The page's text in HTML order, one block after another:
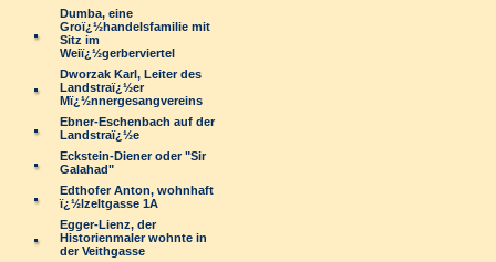
Dumba, eine
Groï¿½handelsfamilie mit
Sitz im
Weiï¿½gerberviertel
Dworzak Karl, Leiter des
Landstraï¿½er
Mï¿½nnergesangvereins
Ebner-Eschenbach auf der
Landstraï¿½e
Eckstein-Diener oder "Sir
Galahad"
Edthofer Anton, wohnhaft
ï¿½lzeltgasse 1A
Egger-Lienz, der
Historienmaler wohnte in
der Veithgasse